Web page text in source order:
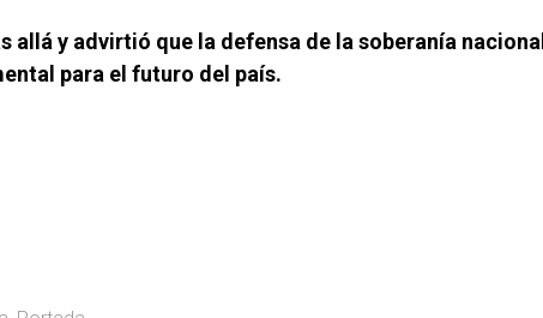
allá y advirtió que la defensa de la soberanía nacional
para el futuro del país.